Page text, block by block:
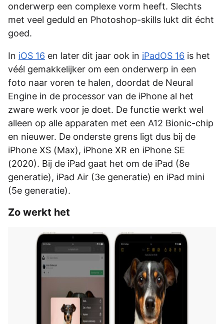
onderwerp een complexe vorm heeft. Slechts
met veel geduld en Photoshop-skills lukt dit écht
goed.
In iOS 16 en later dit jaar ook in iPadOS 16 is het
véél gemakkelijker om een onderwerp in een
foto naar voren te halen, doordat de Neural
Engine in de processor van de iPhone al het
zware werk voor je doet. De functie werkt wel
alleen op alle apparaten met een A12 Bionic-chip
en nieuwer. De onderste grens ligt dus bij de
iPhone XS (Max), iPhone XR en iPhone SE
(2020). Bij de iPad gaat het om de iPad (8e
generatie), iPad Air (3e generatie) en iPad mini
(5e generatie).
Zo werkt het